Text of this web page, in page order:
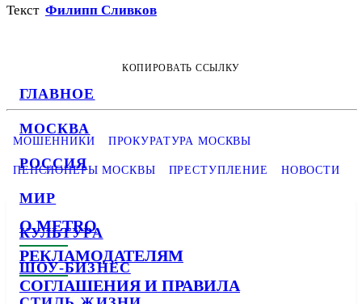
ГЛАВНОЕ
МОСКВА
РОССИЯ
МИР
КУЛЬТУРА
ШОУ-БИЗНЕС
Текст Филипп Сливков
КОПИРОВАТЬ ССЫЛКУ
МОШЕННИКИ ПРОКУРАТУРА МОСКВЫ
ПЕНСИОНЕРЫ МОСКВЫ ПРЕСТУПЛЕНИЕ НОВОСТИ
О METRO
РЕКЛАМОДАТЕЛЯМ
СОГЛАШЕНИЯ И ПРАВИЛА